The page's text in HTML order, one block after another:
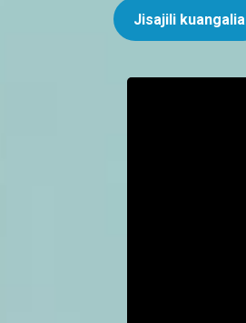
Jisajili kuangalia